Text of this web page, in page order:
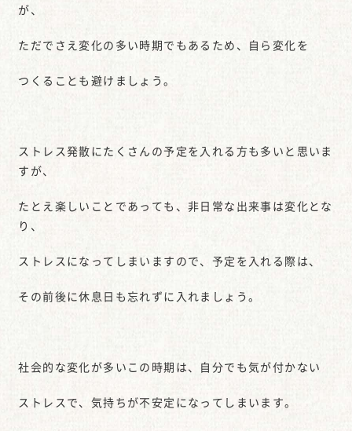
が、
ただでさえ変化の多い時期でもあるため、自ら変化を
つくることも避けましょう。
ストレス発散にたくさんの予定を入れる方も多いと思いま
すが、
たとえ楽しいことであっても、非日常な出来事は変化とな
り、
ストレスになってしまいますので、予定を入れる際は、
その前後に休息日も忘れずに入れましょう。
社会的な変化が多いこの時期は、自分でも気が付かない
ストレスで、気持ちが不安定になってしまいます。